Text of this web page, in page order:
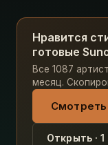
Нравится
готовые
Все 1087
месяц.
Смотреть
Открыть ·